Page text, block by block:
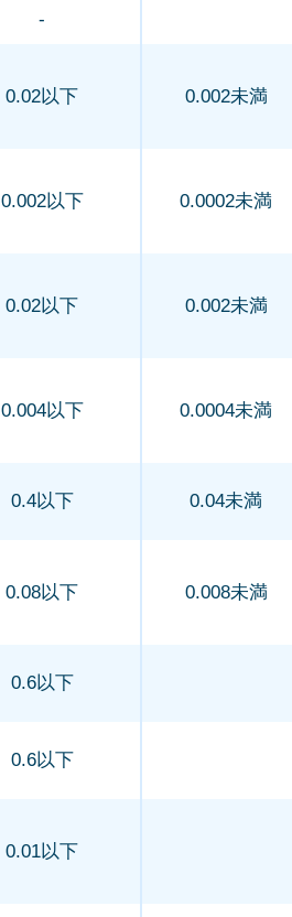
-
0.02以下 0.002未満
0.002以下 0.0002未満
0.02以下 0.002未満
0.004以下 0.0004未満
0.4以下 0.04未満
0.08以下 0.008未満
0.6以下
0.6以下
0.01以下